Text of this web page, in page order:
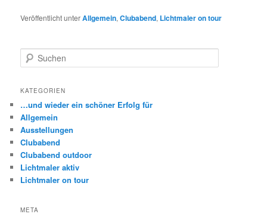
Veröffentlicht unterAllgemein,Clubabend, Lichtmaler on tour
u
h
n
KATEGORIEN
…und wieder ein schöner Erfolg für
Allgemein
Ausstellungen
Clubabend
Clubabend outdoor
Lichtmaler aktiv
Lichtmaler on tour
META